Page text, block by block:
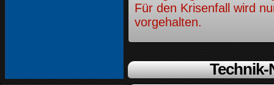
Für den Krisenfall wird
vorgehalten.